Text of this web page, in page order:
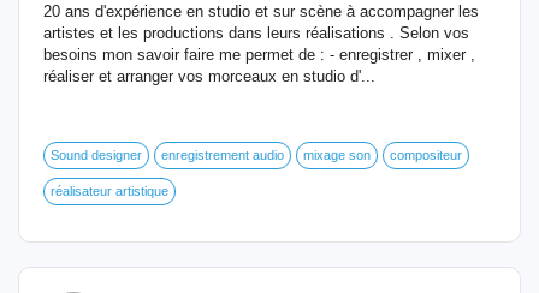
20 ans d'expérience en studio et sur scène à accompagner les
artistes et les productions dans leurs réalisations . Selon vos
besoins mon savoir faire me permet de : - enregistrer , mixer ,
réaliser et arranger vos morceaux en studio d'...
Sound designer enregistrement audio mixage son compositeur
réalisateur artistique